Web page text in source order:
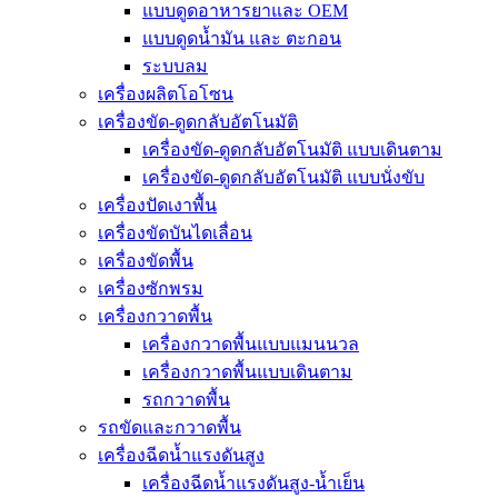
แบบดูดอาหารยาและ OEM
แบบดูดน้ำมัน และ ตะกอน
ระบบลม
เครื่องผลิตโอโซน
เครื่องขัด-ดูดกลับอัตโนมัติ
เครื่องขัด-ดูดกลับอัตโนมัติ แบบเดินตาม
เครื่องขัด-ดูดกลับอัตโนมัติ แบบนั่งขับ
เครื่องปัดเงาพื้น
เครื่องขัดบันไดเลื่อน
เครื่องขัดพื้น
เครื่องซักพรม
เครื่องกวาดพื้น
เครื่องกวาดพื้นแบบแมนนวล
เครื่องกวาดพื้นแบบเดินตาม
รถกวาดพื้น
รถขัดและกวาดพื้น
เครื่องฉีดน้ำแรงดันสูง
เครื่องฉีดน้ำแรงดันสูง-น้ำเย็น